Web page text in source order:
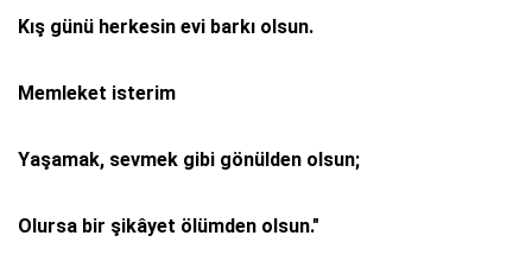
Kış günü herkesin evi barkı olsun.
Memleket isterim
Yaşamak, sevmek gibi gönülden olsun;
Olursa bir şikâyet ölümden olsun."